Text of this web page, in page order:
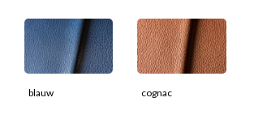
blauw cognac